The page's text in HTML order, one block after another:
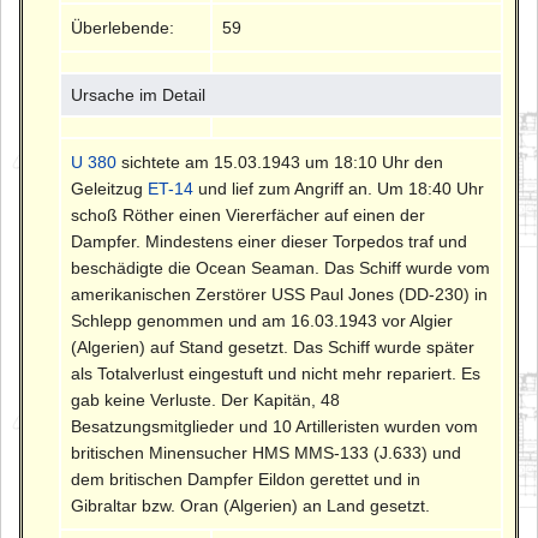
Überlebende: 59
Ursache im Detail
U 380 sichtete am 15.03.1943 um 18:10 Uhr den
Geleitzug ET-14 und lief zum Angriff an. Um 18:40 Uhr
schoß Röther einen Viererfächer auf einen der
Dampfer. Mindestens einer dieser Torpedos traf und
beschädigte die Ocean Seaman. Das Schiff wurde vom
amerikanischen Zerstörer USS Paul Jones (DD-230) in
Schlepp genommen und am 16.03.1943 vor Algier
(Algerien) auf Stand gesetzt. Das Schiff wurde später
als Totalverlust eingestuft und nicht mehr repariert. Es
gab keine Verluste. Der Kapitän, 48
Besatzungsmitglieder und 10 Artilleristen wurden vom
britischen Minensucher HMS MMS-133 (J.633) und
dem britischen Dampfer Eildon gerettet und in
Gibraltar bzw. Oran (Algerien) an Land gesetzt.